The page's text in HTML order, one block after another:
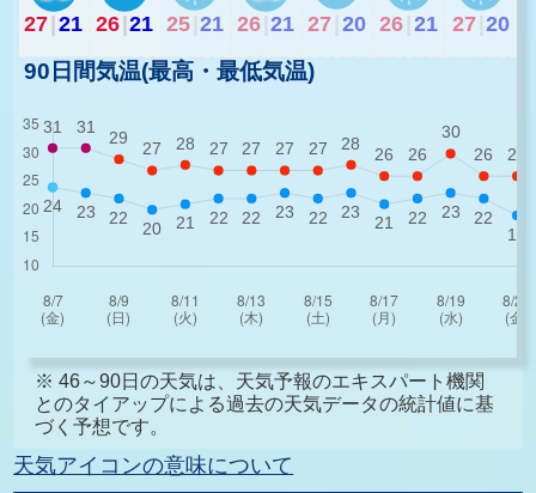
27|21 26|21 25 21 26 21 27 20 26 21 27 20
90日間気温(最高・最低気温)
※ 46～90日の天気は、天気予報のエキスパート機関
とのタイアップによる過去の天気データの統計値に基
づく予想です。
天気アイコンの意味について